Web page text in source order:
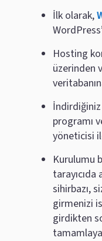
İlk olarak,
Hosting
üzerinden
İndirdiğiniz
programı
yöneticisi
Kurulumu
tarayıcıda
sihirbazı,
girmenizi
girdikten